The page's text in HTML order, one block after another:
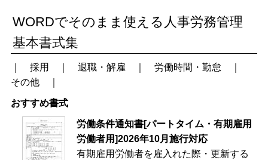
WORDでそのまま使える人事労務管理
基本書式集
採用 退職・解雇 労働時間・勤怠
その他
おすすめ書式
労働条件通知書[パートタイム・有期雇用
労働者用]2026年10月施行対応
有期雇用労働者を雇入れた際・更新する